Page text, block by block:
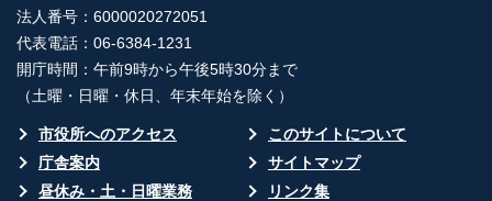
法人番号：6000020272051
代表電話：06-6384-1231
開庁時間：午前9時から午後5時30分まで
（土曜・日曜・休日、年末年始を除く）
市役所へのアクセス
このサイトについて
庁舎案内
サイトマップ
昼休み・土・日曜業務
リンク集